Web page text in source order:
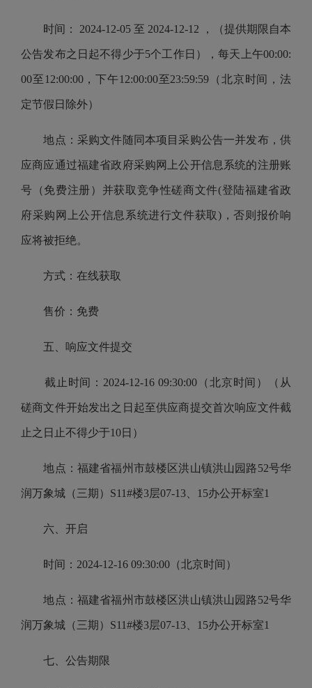
时间： 2024-12-05 至 2024-12-12 ，（提供期限自本
公告发布之日起不得少于5个工作日），每天上午00:00:
00至12:00:00，下午12:00:00至23:59:59（北京时间，法
定节假日除外）
地点：采购文件随同本项目采购公告一并发布，供
应商应通过福建省政府采购网上公开信息系统的注册账
号（免费注册）并获取竞争性磋商文件(登陆福建省政
府采购网上公开信息系统进行文件获取)，否则报价响
应将被拒绝。
方式：在线获取
售价：免费
五、响应文件提交
截止时间：2024-12-16 09:30:00（北京时间）（从
磋商文件开始发出之日起至供应商提交首次响应文件截
止之日止不得少于10日）
地点：福建省福州市鼓楼区洪山镇洪山园路52号华
润万象城（三期）S11#楼3层07-13、15办公开标室1
六、开启
时间：2024-12-16 09:30:00（北京时间）
地点：福建省福州市鼓楼区洪山镇洪山园路52号华
润万象城（三期）S11#楼3层07-13、15办公开标室1
七、公告期限